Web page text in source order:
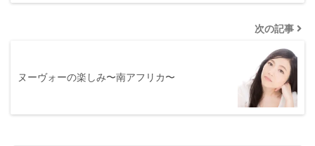
次の記事
ヌーヴォーの楽しみ〜南アフリカ〜